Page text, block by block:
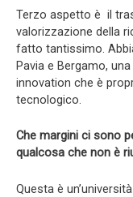
Terzo aspetto è il
valorizzazione della
fatto tantissimo.
Pavia e Bergamo,
innovation che è
tecnologico.
Che margini ci sono
qualcosa che non è
Questa è